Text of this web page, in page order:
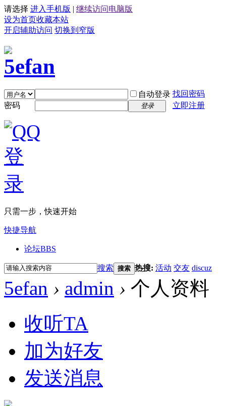
请选择 进入手机版 | 继续访问电脑版
设为首页收藏本站
开启辅助访问 切换到窄版
自动登录 找回密码
密码
登录 立即注册
只需一步，快速开始
快捷导航
论坛BBS
搜索 搜索 热搜: 活动 交友 discuz
5efan › admin › 个人资料
收听TA
加为好友
发送消息